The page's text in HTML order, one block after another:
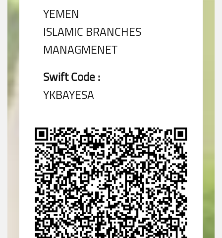
YEMEN
ISLAMIC BRANCHES
MANAGMENET
Swift Code :
YKBAYESA